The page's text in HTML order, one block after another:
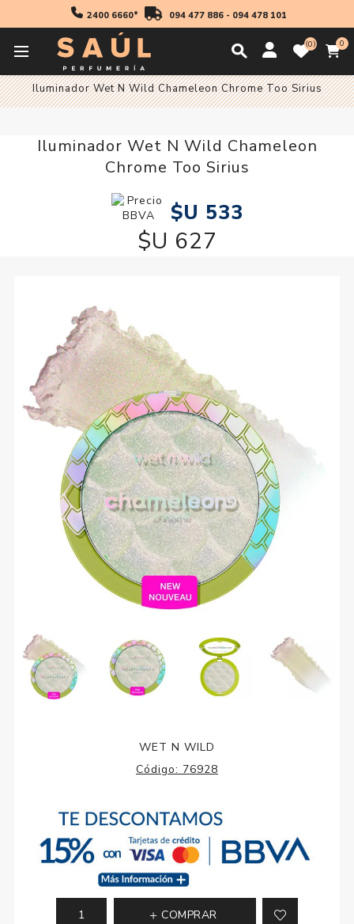
2400 6660* 094 477 886- 094 478 101
0 0
Inicio
Iluminador Wet N Wild Chameleon Chrome Too Sirius
Iluminador Wet N Wild Chameleon
Chrome Too Sirius
$U 533
$U 627
WET N WILD
Código: 76928
COMPRAR